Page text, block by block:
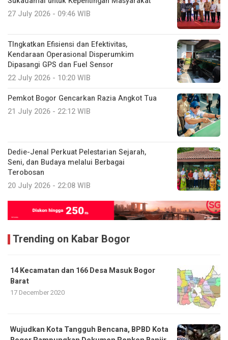
27 July 2026 - 09:46 WIB
TIngkatkan Efisiensi dan Efektivitas,
Kendaraan Operasional Disperumkim
Dipasangi GPS dan Fuel Sensor
22 July 2026 - 10:20 WIB
Pemkot Bogor Gencarkan Razia Angkot Tua
21 July 2026 - 22:12 WIB
Dedie-Jenal Perkuat Pelestarian Sejarah,
Seni, dan Budaya melalui Berbagai
Terobosan
20 July 2026 - 22:08 WIB
Trending on Kabar Bogor
14 Kecamatan dan 166 Desa Masuk Bogor
Barat
17 December 2020
​Wujudkan Kota Tangguh Bencana, BPBD Kota